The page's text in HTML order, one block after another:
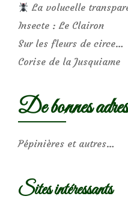
La volucelle
Insecte : Le Clairon
Sur les fleurs de circe…
Corise de la Jusquiame
De bonnes
Pépinières et autres…
Sites intéressants